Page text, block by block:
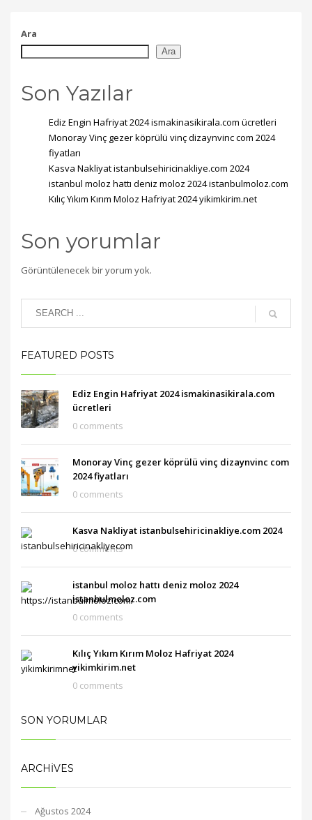
Ara
Ara
Son Yazılar
Ediz Engin Hafriyat 2024 ismakinasikirala.com ücretleri
Monoray Vinç gezer köprülü vinç dizaynvinc com 2024
fiyatları
Kasva Nakliyat istanbulsehiricinakliye.com 2024
istanbul moloz hattı deniz moloz 2024 istanbulmoloz.com
Kılıç Yıkım Kırım Moloz Hafriyat 2024 yikimkirim.net
Son yorumlar
Görüntülenecek bir yorum yok.
FEATURED POSTS
Ediz Engin Hafriyat 2024 ismakinasikirala.com
ücretleri
0 comments
Monoray Vinç gezer köprülü vinç dizaynvinc com
2024 fiyatları
0 comments
Kasva Nakliyat istanbulsehiricinakliye.com 2024
0 comments
istanbul moloz hattı deniz moloz 2024
istanbulmoloz.com
0 comments
Kılıç Yıkım Kırım Moloz Hafriyat 2024
yikimkirim.net
0 comments
SON YORUMLAR
ARCHIVES
Ağustos 2024